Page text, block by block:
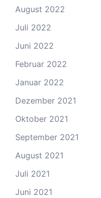
August 2022
Juli 2022
Juni 2022
Februar 2022
Januar 2022
Dezember 2021
Oktober 2021
September 2021
August 2021
Juli 2021
Juni 2021